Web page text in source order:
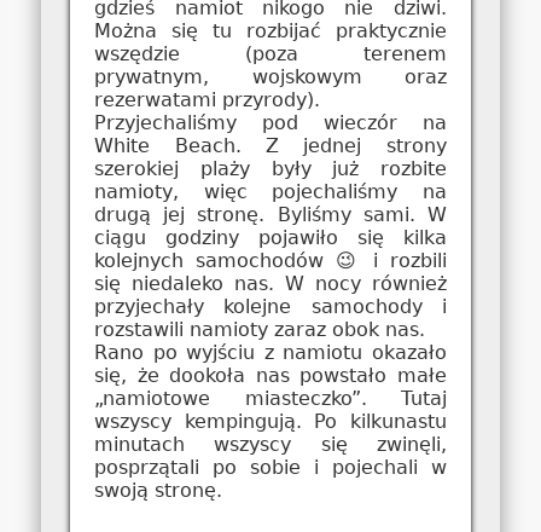
gdzieś namiot nikogo nie dziwi.
Można się tu rozbijać praktycznie
wszędzie (poza terenem
prywatnym, wojskowym oraz
rezerwatami przyrody).
Przyjechaliśmy pod wieczór na
White Beach. Z jednej strony
szerokiej plaży były już rozbite
namioty, więc pojechaliśmy na
drugą jej stronę. Byliśmy sami. W
ciągu godziny pojawiło się kilka
kolejnych samochodów 😉 i rozbili
się niedaleko nas. W nocy również
przyjechały kolejne samochody i
rozstawili namioty zaraz obok nas.
Rano po wyjściu z namiotu okazało
się, że dookoła nas powstało małe
„namiotowe miasteczko”. Tutaj
wszyscy kempingują. Po kilkunastu
minutach wszyscy się zwinęli,
posprzątali po sobie i pojechali w
swoją stronę.